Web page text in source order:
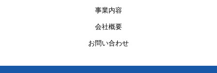
事業内容
会社概要
お問い合わせ